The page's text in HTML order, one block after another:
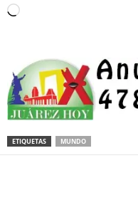
Loading…
ETIQUETAS MUNDO